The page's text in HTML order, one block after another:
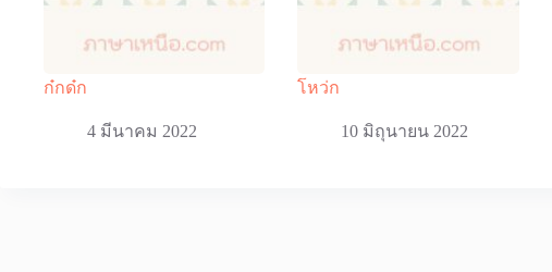
ก๋กด๋ก
4 มีนาคม 2022
โหว่ก
10 มิถุนายน 2022